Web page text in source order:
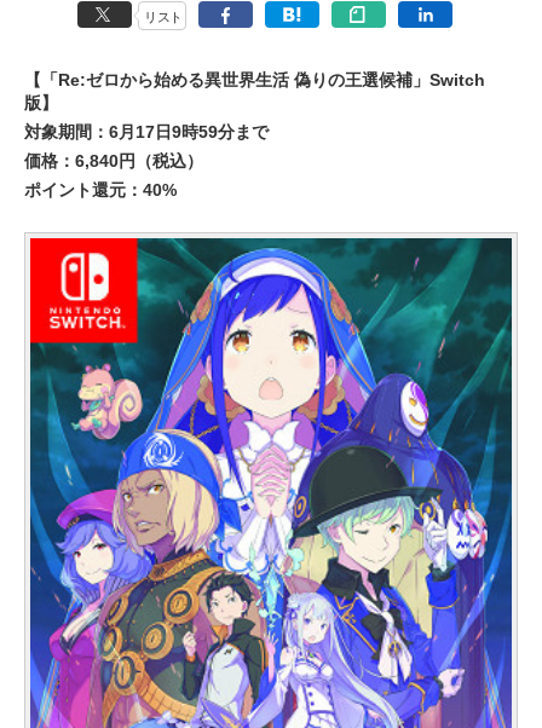
リスト
【「Re:ゼロから始める異世界生活 偽りの王選候補」Switch
版】
対象期間：6月17日9時59分まで
価格：6,840円（税込）
ポイント還元：40%